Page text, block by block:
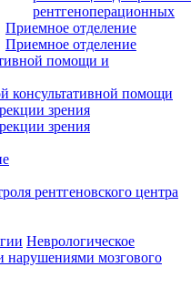
рентгеноперационных
Приемное отделение
Приемное отделение
помощи и
консультативной помощи
зрения
зрения
рентгеновского центра
Неврологическое
нарушениями мозгового